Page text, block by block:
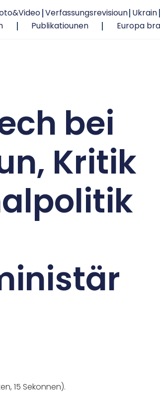
Verfassungsrevisioun Ukrain
Publikatiounen Europa
bei
Kritik
15 Sekonnen).